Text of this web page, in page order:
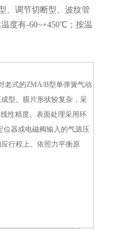
、调节切断型、波纹管
度有-60~+450℃；按温
老式的ZMA/B型单弹簧气动
型。膜片形状较复杂，采
性精度。表面处理采用环
位器或电磁阀输入的气源压
行程上。依照力平衡原